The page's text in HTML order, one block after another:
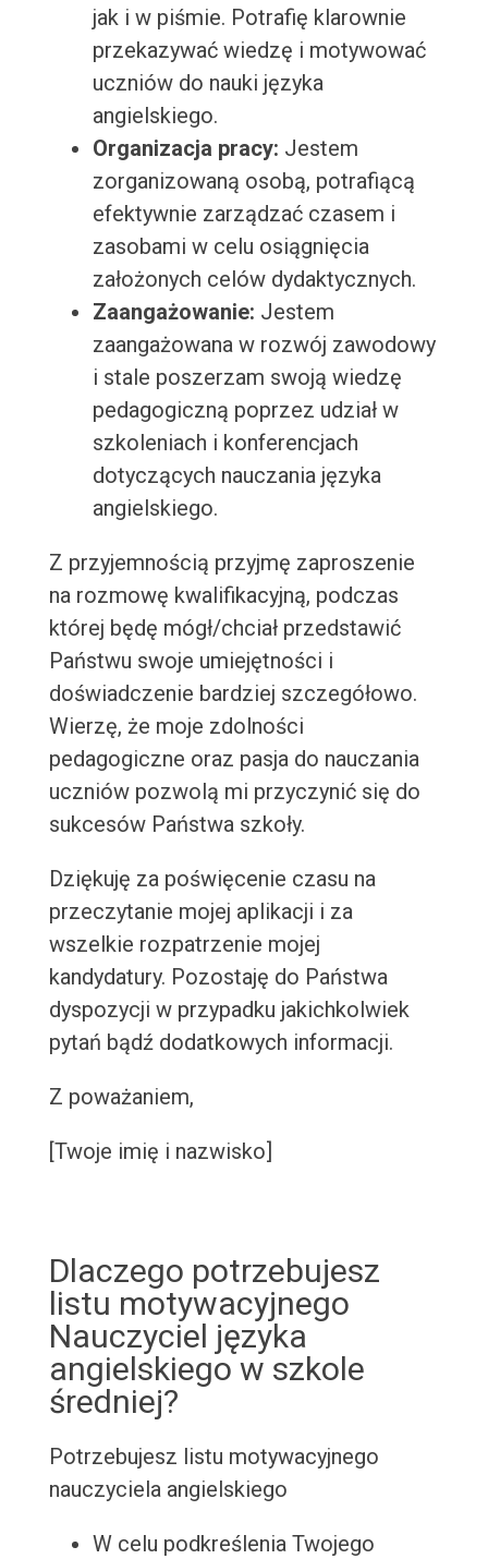
jak i w piśmie. Potrafię klarownie
przekazywać wiedzę i motywować
uczniów do nauki języka
angielskiego.
Organizacja pracy: Jestem
zorganizowaną osobą, potrafiącą
efektywnie zarządzać czasem i
zasobami w celu osiągnięcia
założonych celów dydaktycznych.
Zaangażowanie: Jestem
zaangażowana w rozwój zawodowy
i stale poszerzam swoją wiedzę
pedagogiczną poprzez udział w
szkoleniach i konferencjach
dotyczących nauczania języka
angielskiego.
Z przyjemnością przyjmę zaproszenie
na rozmowę kwalifikacyjną, podczas
której będę mógł/chciał przedstawić
Państwu swoje umiejętności i
doświadczenie bardziej szczegółowo.
Wierzę, że moje zdolności
pedagogiczne oraz pasja do nauczania
uczniów pozwolą mi przyczynić się do
sukcesów Państwa szkoły.
Dziękuję za poświęcenie czasu na
przeczytanie mojej aplikacji i za
wszelkie rozpatrzenie mojej
kandydatury. Pozostaję do Państwa
dyspozycji w przypadku jakichkolwiek
pytań bądź dodatkowych informacji.
Z poważaniem,
[Twoje imię i nazwisko]
Dlaczego potrzebujesz
listu motywacyjnego
Nauczyciel języka
angielskiego w szkole
średniej?
Potrzebujesz listu motywacyjnego
nauczyciela angielskiego
W celu podkreślenia Twojego